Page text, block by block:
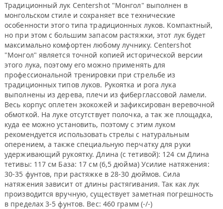
Традиционный лук Centershot "Монгол" выполнен в
монгольском стиле и сохраняет все технические
особенности этого типа традиционных луков. Компактный,
но при этом с большим запасом растяжки, этот лук будет
максимально комфортен любому лучнику. Centershot
"Монгол" является точной копией исторической версии
этого лука, поэтому его можно применять для
профессиональной тренировки при стрельбе из
традиционных типов луков. Рукоятка и рога лука
выполнены из дерева, плечи из фиберглассовой ламели.
Весь корпус оплетен экокожей и зафиксирован веревочной
обмоткой. На луке отсутствует полочка, а так же площадка,
куда ее можно установить, поэтому с этим луком
рекомендуется использовать стрелы с натуральным
оперением, а также специальную перчатку для руки
удерживающий рукоятку. Длина (с тетивой): 124 см Длина
тетивы: 117 см База: 17 см (6,5 дюйма) Усилие натяжения:
30-35 фунтов, при растяжке в 28-30 дюймов. Сила
натяжения зависит от длины растягивания. Так как лук
производится вручную, существует заметная погрешность
в пределах 3-5 фунтов. Вес: 460 грамм (-/-)